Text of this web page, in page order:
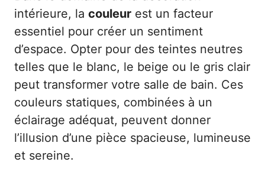
intérieure, la couleur est un facteur
essentiel pour créer un sentiment
d’espace. Opter pour des teintes neutres
telles que le blanc, le beige ou le gris clair
peut transformer votre salle de bain. Ces
couleurs statiques, combinées à un
éclairage adéquat, peuvent donner
l’illusion d’une pièce spacieuse, lumineuse
et sereine.